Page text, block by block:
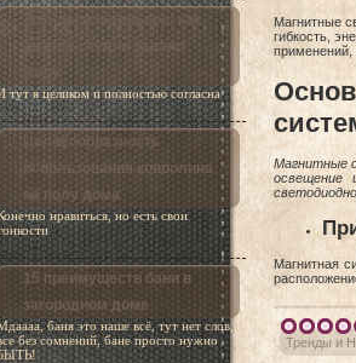
Тренды в интерьере: как
дизайн-студии задают
моду
тут я целиком и полностью согласна
Целесообразность
использования ковролина
на полу дома
нравиться, но есть свои
15 преимуществ бани в
загородном доме
баня это наше всё, тут нет слов,
без сомнений, бане просто нужно
Магнитные
гибкость,
применений,
Магнитные
освещение
Магнитная
Тренды и